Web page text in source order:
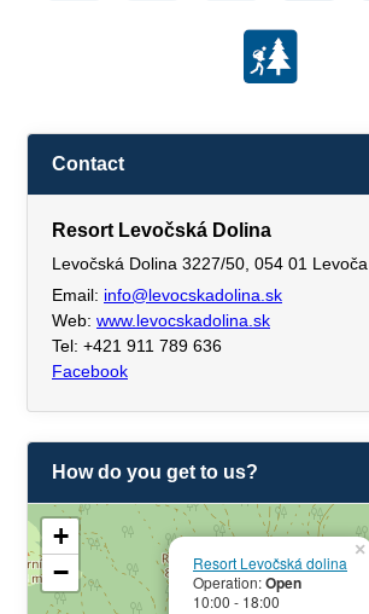
Contact
Resort Levočská Dolina
Levočská Dolina 3227/50, 054 01 Levoča
Email: info@levocskadolina.sk
Web: www.levocskadolina.sk
Tel: +421 911 789 636
Facebook
How do you get to us?
Resort Levočská dolina
Operation:Open
10:00 - 18:00
×
+
−